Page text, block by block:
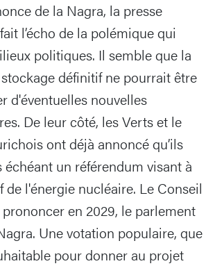
de la Nagra, la presse
l’écho de la polémique qui
politiques. Il semble que la
définitif ne pourrait être
d'éventuelles nouvelles
De leur côté, les Verts et le
ont déjà annoncé qu’ils
un référendum visant à
l'énergie nucléaire. Le Conseil
en 2029, le parlement
Une votation populaire, que
pour donner au projet